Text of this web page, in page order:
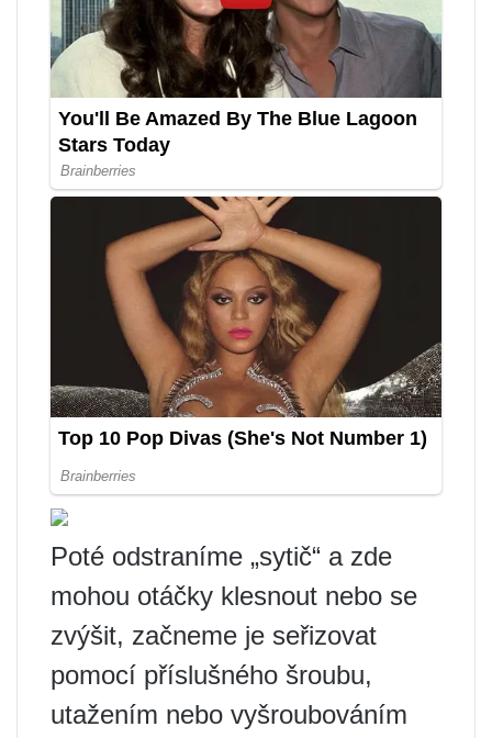
Poté odstraníme „sytič“ a zde
mohou otáčky klesnout nebo se
zvýšit, začneme je seřizovat
pomocí příslušného šroubu,
utažením nebo vyšroubováním